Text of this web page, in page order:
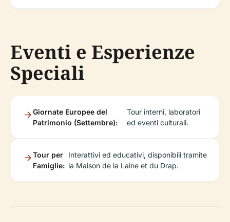
Eventi e Esperienze
Speciali
Giornate Europee del
Patrimonio (Settembre):
Tour interni, laboratori
ed eventi culturali.
Tour per
Famiglie:
Interattivi ed educativi, disponibili tramite
la Maison de la Laine et du Drap.